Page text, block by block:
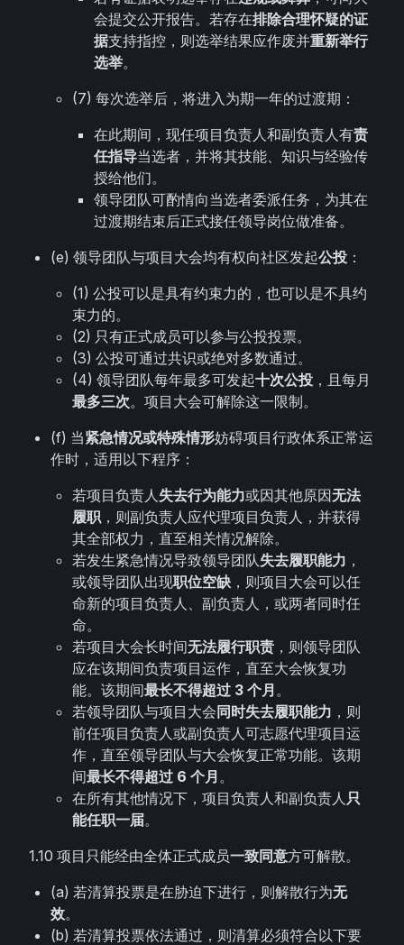
会提交公开报告。若存在排除合理怀疑的证
据支持指控，则选举结果应作废并重新举行
选举。
(7) 每次选举后，将进入为期一年的过渡期：
在此期间，现任项目负责人和副负责人有责
任指导当选者，并将其技能、知识与经验传
授给他们。
领导团队可酌情向当选者委派任务，为其在
过渡期结束后正式接任领导岗位做准备。
(e) 领导团队与项目大会均有权向社区发起公投 ：
(1) 公投可以是具有约束力的，也可以是不具约
束力的。
(2) 只有正式成员可以参与公投投票。
(3) 公投可通过共识或绝对多数通过。
(4) 领导团队每年最多可发起十次公投 ，且每月
最多三次。项目大会可解除这一限制。
(f) 当紧急情况或特殊情形妨碍项目行政体系正常运
作时，适用以下程序：
若项目负责人失去行为能力或因其他原因无法
履职 ，则副负责人应代理项目负责人，并获得
其全部权力，直至相关情况解除。
若发生紧急情况导致领导团队失去履职能力 ，
或领导团队出现职位空缺 ，则项目大会可以任
命新的项目负责人、副负责人，或两者同时任
命。
若项目大会长时间无法履行职责 ，则领导团队
应在该期间负责项目运作，直至大会恢复功
能。该期间最长不得超过 3 个月 。
若领导团队与项目大会 同时失去履职能力 ，则
前任项目负责人或副负责人可志愿代理项目运
作，直至领导团队与大会恢复正常功能。该期
间最长不得超过 6 个月 。
在所有其他情况下，项目负责人和副负责人只
能任职一届。
1.10 项目只能经由全体正式成员一致同意方可解散。
(a) 若清算投票是在胁迫下进行，则解散行为无
效。
(b) 若清算投票依法通过，则清算必须符合以下要